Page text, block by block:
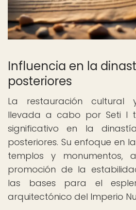
Influencia en la
posteriores
La restauración cultural
llevada a cabo por Seti I
significativo en la
posteriores. Su enfoque en
templos y monumentos,
promoción de la
las bases para el
arquitectónico del Imperio